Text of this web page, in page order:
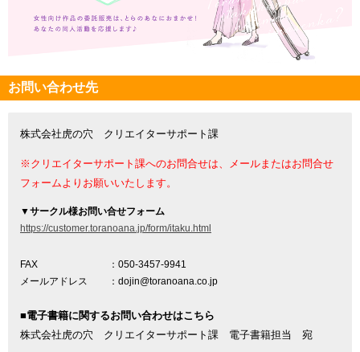
お問い合わせ先
株式会社虎の穴 クリエイターサポート課
※クリエイターサポート課へのお問合せは、メールまたはお問合せ
フォームよりお願いいたします。
▼サークル様お問い合せフォーム
https://customer.toranoana.jp/form/itaku.html
FAX
：050-3457-9941
メールアドレス
：dojin@toranoana.co.jp
■電子書籍に関するお問い合わせはこちら
株式会社虎の穴 クリエイターサポート課 電子書籍担当 宛